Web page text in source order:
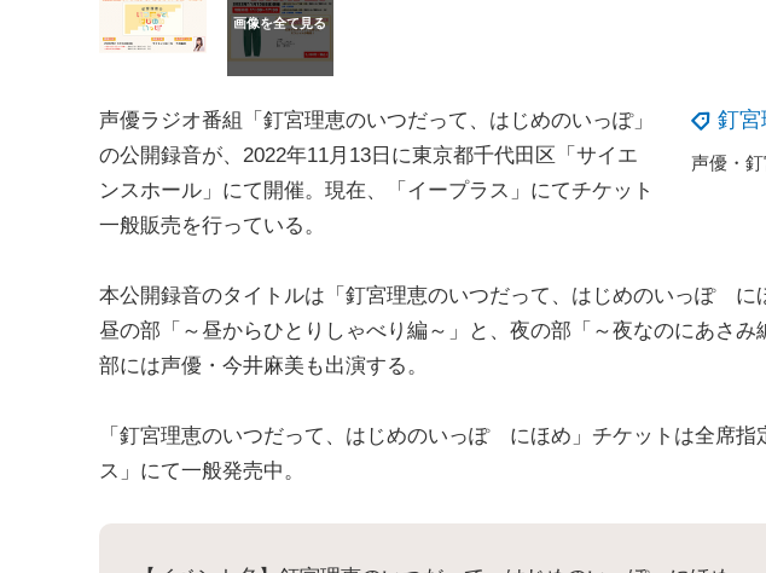
釘宮
声優ラジオ番組「釘宮理恵のいつだって、はじめのいっぽ」
の公開録音が、2022年11月13日に東京都千代田区「サイエ
ンスホール」にて開催。現在、「イープラス」にてチケット
一般販売を行っている。
本公開録音のタイトルは「釘宮理恵のいつだって、はじめのいっぽ に
昼の部「～昼からひとりしゃべり編～」と、夜の部「～夜なのにあさ
部には声優・今井麻美も出演する。
「釘宮理恵のいつだって、はじめのいっぽ にほめ」チケットは全席指
ス」にて一般発売中。